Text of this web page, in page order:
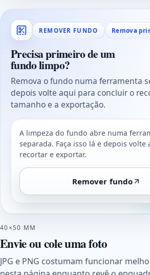
REMOVER FUNDO Remova
Precisa primeiro de um
fundo limpo?
Remova o fundo numa ferramenta
depois volte aqui para concluir o
tamanho e a exportação.
A limpeza do fundo abre numa
separada. Faça isso lá e depois volte
recortar e exportar.
Remover fundo
40×50 MM
Envie ou cole uma foto
JPG e PNG costumam funcionar